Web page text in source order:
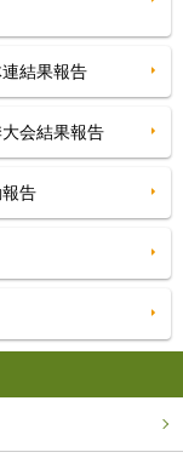
結果報告
会結果報告
告